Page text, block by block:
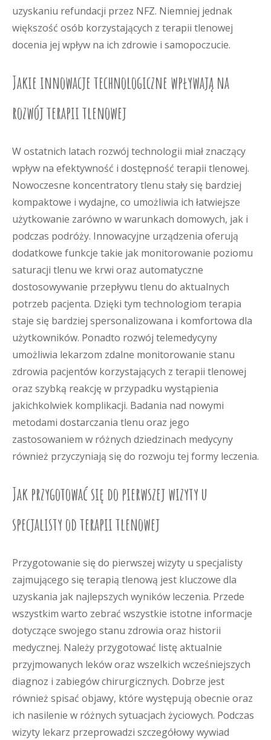
uzyskaniu refundacji przez NFZ. Niemniej jednak
większość osób korzystających z terapii tlenowej
docenia jej wpływ na ich zdrowie i samopoczucie.
Jakie innowacje technologiczne wpływają na
rozwój terapii tlenowej
W ostatnich latach rozwój technologii miał znaczący
wpływ na efektywność i dostępność terapii tlenowej.
Nowoczesne koncentratory tlenu stały się bardziej
kompaktowe i wydajne, co umożliwia ich łatwiejsze
użytkowanie zarówno w warunkach domowych, jak i
podczas podróży. Innowacyjne urządzenia oferują
dodatkowe funkcje takie jak monitorowanie poziomu
saturacji tlenu we krwi oraz automatyczne
dostosowywanie przepływu tlenu do aktualnych
potrzeb pacjenta. Dzięki tym technologiom terapia
staje się bardziej spersonalizowana i komfortowa dla
użytkowników. Ponadto rozwój telemedycyny
umożliwia lekarzom zdalne monitorowanie stanu
zdrowia pacjentów korzystających z terapii tlenowej
oraz szybką reakcję w przypadku wystąpienia
jakichkolwiek komplikacji. Badania nad nowymi
metodami dostarczania tlenu oraz jego
zastosowaniem w różnych dziedzinach medycyny
również przyczyniają się do rozwoju tej formy leczenia.
Jak przygotować się do pierwszej wizyty u
specjalisty od terapii tlenowej
Przygotowanie się do pierwszej wizyty u specjalisty
zajmującego się terapią tlenową jest kluczowe dla
uzyskania jak najlepszych wyników leczenia. Przede
wszystkim warto zebrać wszystkie istotne informacje
dotyczące swojego stanu zdrowia oraz historii
medycznej. Należy przygotować listę aktualnie
przyjmowanych leków oraz wszelkich wcześniejszych
diagnoz i zabiegów chirurgicznych. Dobrze jest
również spisać objawy, które występują obecnie oraz
ich nasilenie w różnych sytuacjach życiowych. Podczas
wizyty lekarz przeprowadzi szczegółowy wywiad